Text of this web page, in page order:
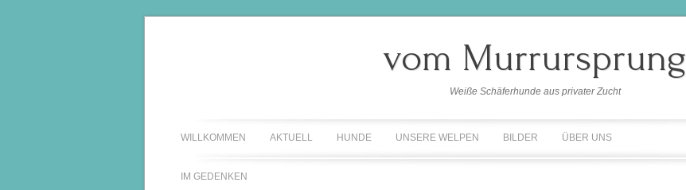
vom Murrursprung
Weiße Schäferhunde aus privater Zucht
WILLKOMMEN AKTUELL HUNDE UNSERE WELPEN BILDER ÜBER UNS
IM GEDENKEN